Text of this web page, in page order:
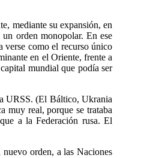
mediante su expansión, en
orden monopolar. En ese
verse como el recurso único
en el Oriente, frente a
mundial que podía ser
URSS. (El Báltico, Ukrania
muy real, porque se trataba
a la Federación rusa. El
orden, a las Naciones